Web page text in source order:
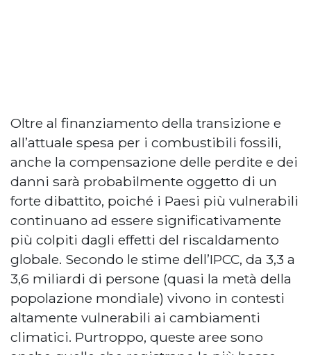
Oltre al finanziamento della transizione e
all’attuale spesa per i combustibili fossili,
anche la compensazione delle perdite e dei
danni sarà probabilmente oggetto di un
forte dibattito, poiché i Paesi più vulnerabili
continuano ad essere significativamente
più colpiti dagli effetti del riscaldamento
globale. Secondo le stime dell’IPCC, da 3,3 a
3,6 miliardi di persone (quasi la metà della
popolazione mondiale) vivono in contesti
altamente vulnerabili ai cambiamenti
climatici. Purtroppo, queste aree sono